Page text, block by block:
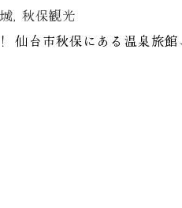
, 秋保観光
仙台市秋保にある温泉